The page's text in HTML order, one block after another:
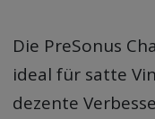
Die PreSonus
ideal für satte
dezente